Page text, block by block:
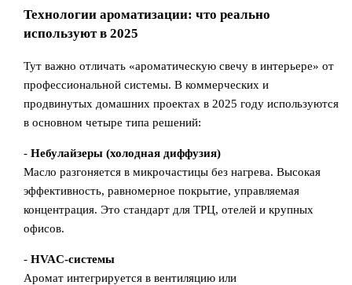
Технологии ароматизации: что реально
используют в 2025
Тут важно отличать «ароматическую свечу в интерьере» от
профессиональной системы. В коммерческих и
продвинутых домашних проектах в 2025 году используются
в основном четыре типа решений:
-Небулайзеры (холодная диффузия)
Масло разгоняется в микрочастицы без нагрева. Высокая
эффективность, равномерное покрытие, управляемая
концентрация. Это стандарт для ТРЦ, отелей и крупных
офисов.
-HVAC-системы
Аромат интегрируется в вентиляцию или